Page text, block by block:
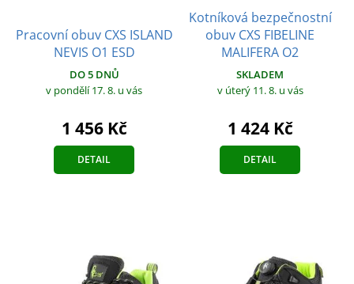
Pracovní obuv CXS ISLAND
NEVIS O1 ESD
DO 5 DNŮ
v pondělí 17. 8. u vás
1 456 Kč
DETAIL
Kotníková bezpečnostní
obuv CXS FIBELINE
MALIFERA O2
SKLADEM
v úterý 11. 8. u vás
1 424 Kč
DETAIL